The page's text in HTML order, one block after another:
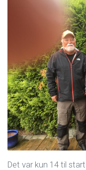
Det var kun 14 til